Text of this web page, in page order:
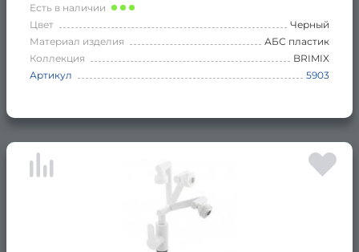
Есть в наличии
Цвет
Черный
Материал изделия
АБС пластик
Коллекция
BRIMIX
Артикул
5903